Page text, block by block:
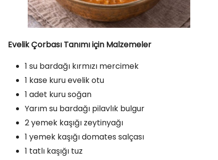
Evelik Çorbası Tanımı için Malzemeler
1 su bardağı kırmızı mercimek
1 kase kuru evelik otu
1 adet kuru soğan
Yarım su bardağı pilavlık bulgur
2 yemek kaşığı zeytinyağı
1 yemek kaşığı domates salçası
1 tatlı kaşığı tuz